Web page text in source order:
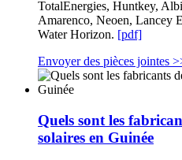
TotalEnergies, Huntkey,
Amarenco, Neoen, Lancey
Water Horizon. [pdf]
Envoyer des pièces jointes
Quels sont les
solaires en Guinée